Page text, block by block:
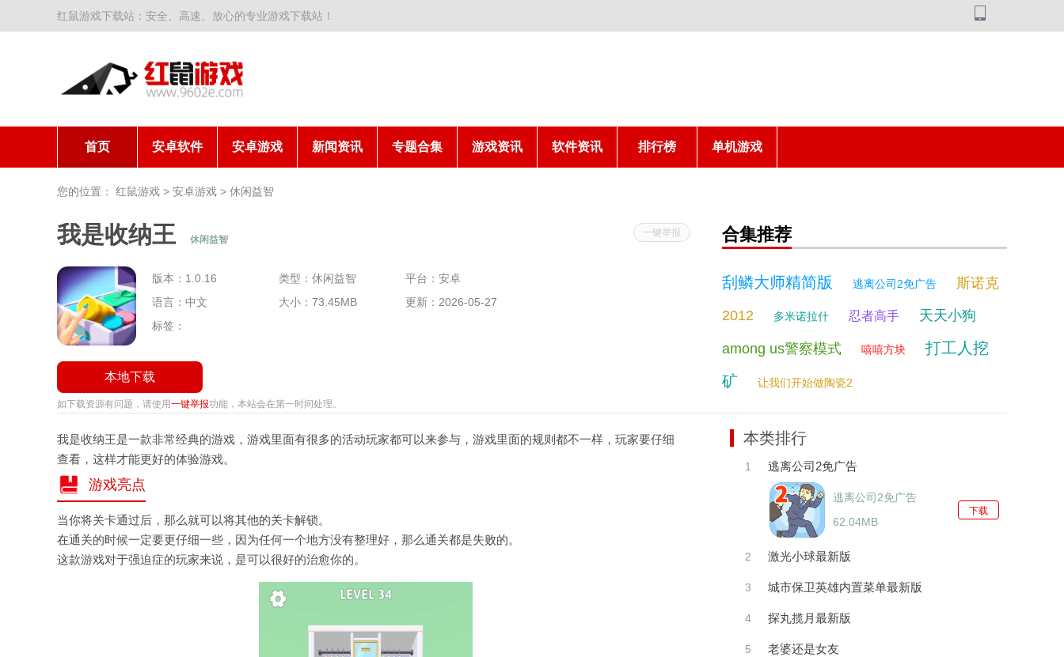
红鼠游戏下载站：安全、高速、放心的专业游戏下载站！
首页 安卓软件 安卓游戏 新闻资讯 专题合集 游戏资讯 软件资讯 排行榜 单机游戏
您的位置： 红鼠游戏 > 安卓游戏 > 休闲益智
一键举报
我是收纳王 休闲益智
版本：1.0.16 类型：休闲益智
平台：安卓
语言：中文
大小：73.45MB
更新：2026-05-27
标签：
本地下载
如下载资源有问题，请使用一键举报功能，本站会在第一时间处理。
合集推荐
刮鳞大师精简版 逃离公司2免广告 斯诺克
2012 多米诺拉什 忍者高手 天天小狗
among us警察模式 嘻嘻方块
打工人挖
矿
让我们开始做陶瓷2
我是收纳王是一款非常经典的游戏，游戏里面有很多的活动玩家都可以来参与，游戏里面的规则都不一样，玩家要仔细
查看，这样才能更好的体验游戏。
游戏亮点
当你将关卡通过后，那么就可以将其他的关卡解锁。
在通关的时候一定要更仔细一些，因为任何一个地方没有整理好，那么通关都是失败的。
这款游戏对于强迫症的玩家来说，是可以很好的治愈你的。
本类排行
1 逃离公司2免广告
逃离公司2免广告
62.04MB
下载
2 激光小球最新版
3 城市保卫英雄内置菜单最新版
4 探丸揽月最新版
5 老婆还是女友